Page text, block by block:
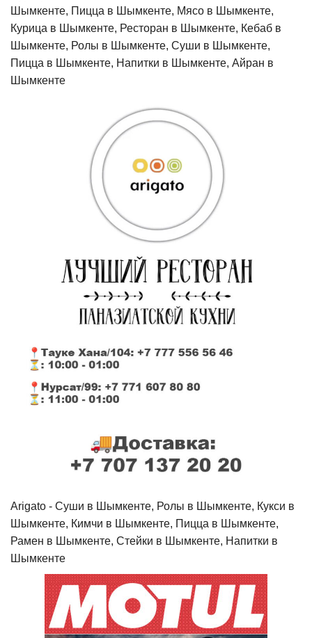
Шымкенте, Пицца в Шымкенте, Мясо в Шымкенте,
Курица в Шымкенте, Ресторан в Шымкенте, Кебаб в
Шымкенте, Ролы в Шымкенте, Суши в Шымкенте,
Пицца в Шымкенте, Напитки в Шымкенте, Айран в
Шымкенте
Arigato - Cуши в Шымкенте, Ролы в Шымкенте, Кукси в
Шымкенте, Кимчи в Шымкенте, Пицца в Шымкенте,
Рамен в Шымкенте, Стейки в Шымкенте, Напитки в
Шымкенте